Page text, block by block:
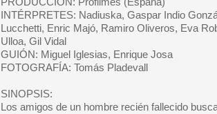
INTÉRPRETES: Nadiuska, Gaspar Indio
Lucchetti, Enric Majó, Ramiro Oliveros, Eva
Ulloa, Gil Vidal
GUIÓN: Miguel Iglesias, Enrique Josa
FOTOGRAFÍA: Tomás Pladevall
SINOPSIS:
Los amigos de un hombre recién fallecido